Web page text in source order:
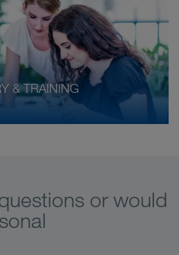
& TRAINING
or would